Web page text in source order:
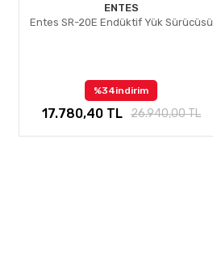
ENTES
Entes SR-20E Endüktif Yük Sürücüsü
%34indirim
17.780,40 TL 26.940,00 TL